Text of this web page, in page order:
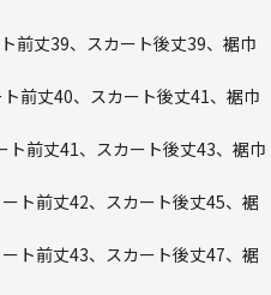
前丈39、スカート後丈39、裾巾
前丈40、スカート後丈41、裾巾
前丈41、スカート後丈43、裾巾
ト前丈42、スカート後丈45、裾
ト前丈43、スカート後丈47、裾